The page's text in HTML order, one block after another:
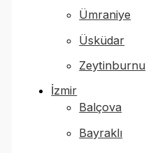
Ümraniye
Üsküdar
Zeytinburnu
İzmir
Balçova
Bayraklı